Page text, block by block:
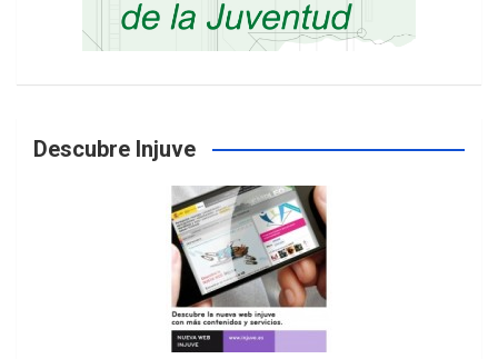
Descubre Injuve